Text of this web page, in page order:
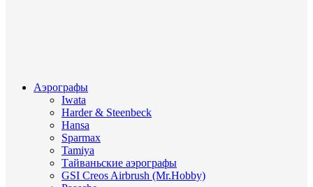
Аэрографы
Iwata
Harder & Steenbeck
Hansa
Sparmax
Tamiya
Тайваньские аэрографы
GSI Creos Airbrush (Mr.Hobby)